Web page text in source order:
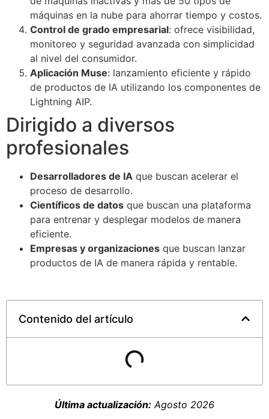
máquinas en la nube para ahorrar tiempo y costos.
Control de grado empresarial: ofrece visibilidad,
monitoreo y seguridad avanzada con simplicidad
al nivel del consumidor.
Aplicación Muse: lanzamiento eficiente y rápido
de productos de IA utilizando los componentes de
Lightning AIP.
Dirigido a diversos
profesionales
Desarrolladores de IA que buscan acelerar el
proceso de desarrollo.
Científicos de datos que buscan una plataforma
para entrenar y desplegar modelos de manera
eficiente.
Empresas y organizaciones que buscan lanzar
productos de IA de manera rápida y rentable.
Contenido del artículo
Última actualización: Agosto 2026